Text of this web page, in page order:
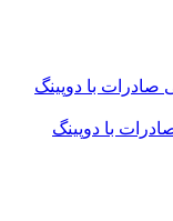
با دوپینگ